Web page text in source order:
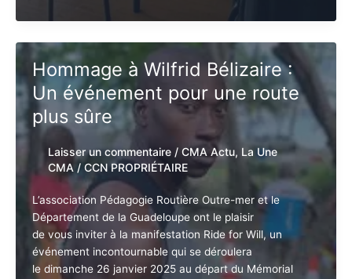
de
postes
d’enseignants
en
Guadeloupe
:
SPEG
appelle
à
la
mobilisation
Hommage à Wilfrid Bélizaire :
Un événement pour une route
plus sûre
Laisser un commentaire /CMA Actu
Une CMA/CCN PROPRIÉTAIRE
L’association Pédagogie Routière Outre-mer et le
Département de la Guadeloupe ont le plaisir
de vous inviter à la manifestation Ride for Will, un
événement incontournable qui se déroulera